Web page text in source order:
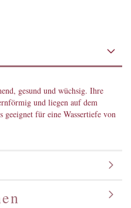
gesund und wüchsig. Ihre
und liegen auf dem
geeignet für eine Wassertiefe von